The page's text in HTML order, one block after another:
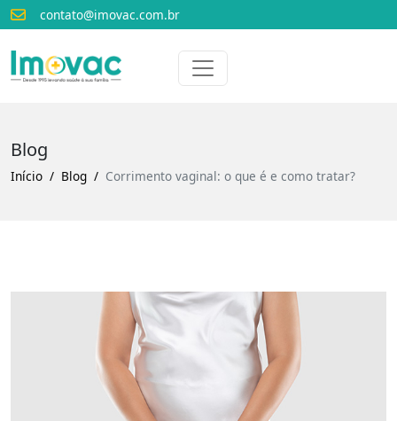
contato@imovac.com.br
Voltar para o início
Blog
Início Blog Corrimento vaginal: o que é e como tratar?